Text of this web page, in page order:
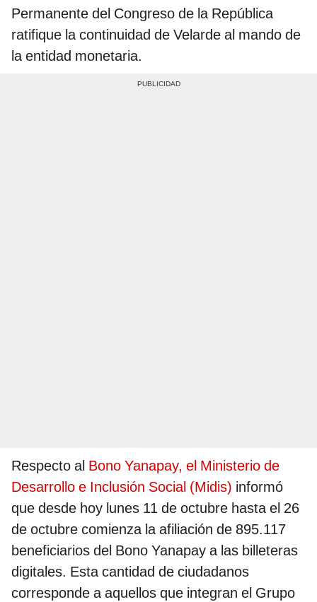
Permanente del Congreso de la República
ratifique la continuidad de Velarde al mando de
la entidad monetaria.
Respecto al Bono Yanapay, el Ministerio de
Desarrollo e Inclusión Social (Midis) informó
que desde hoy lunes 11 de octubre hasta el 26
de octubre comienza la afiliación de 895.117
beneficiarios del Bono Yanapay a las billeteras
digitales. Esta cantidad de ciudadanos
corresponde a aquellos que integran el Grupo